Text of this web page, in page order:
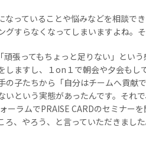
っていることや悩みなどを相談で
すらなくなってしまいますよね。そ
張ってもちょっと足りない」とい
しますし、１on１で朝会や夕会もし
子たちから「自分はチームへ貢献
という実態があったんです。それ
ーラムでPRAISE CARDのセミナー
、やろう、と言っていただきました